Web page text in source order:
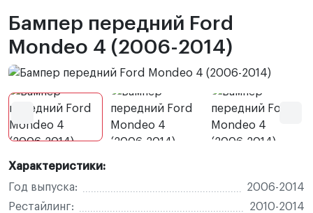
Бампер передний Ford
Mondeo 4 (2006-2014)
Характеристики:
Год выпуска:
2006-2014
Рестайлинг:
2010-2014